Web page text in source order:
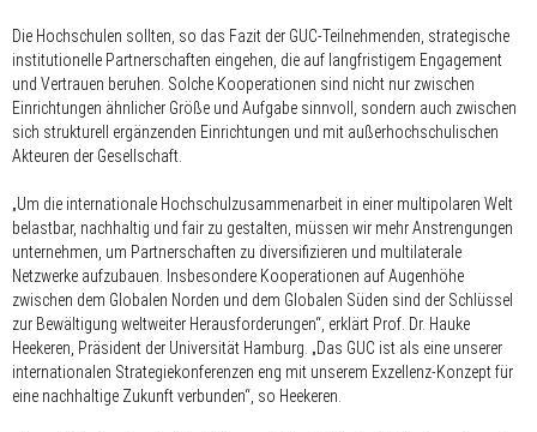
Die Hochschulen sollten, so das Fazit der GUC-Teilnehmenden, strategische
institutionelle Partnerschaften eingehen, die auf langfristigem Engagement
und Vertrauen beruhen. Solche Kooperationen sind nicht nur zwischen
Einrichtungen ähnlicher Größe und Aufgabe sinnvoll, sondern auch zwischen
sich strukturell ergänzenden Einrichtungen und mit außerhochschulischen
Akteuren der Gesellschaft.
„Um die internationale Hochschulzusammenarbeit in einer multipolaren Welt
belastbar, nachhaltig und fair zu gestalten, müssen wir mehr Anstrengungen
unternehmen, um Partnerschaften zu diversifizieren und multilaterale
Netzwerke aufzubauen. Insbesondere Kooperationen auf Augenhöhe
zwischen dem Globalen Norden und dem Globalen Süden sind der Schlüssel
zur Bewältigung weltweiter Herausforderungen“, erklärt Prof. Dr. Hauke
Heekeren, Präsident der Universität Hamburg. „Das GUC ist als eine unserer
internationalen Strategiekonferenzen eng mit unserem Exzellenz-Konzept für
eine nachhaltige Zukunft verbunden“, so Heekeren.